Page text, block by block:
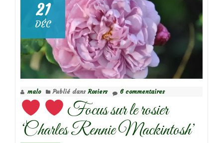
rosier
Port
Sunlight
21
DÉC
malo Publié dans Rosiers 6 commentaires
Focus sur le rosier
‘Charles Rennie Mackintosh’